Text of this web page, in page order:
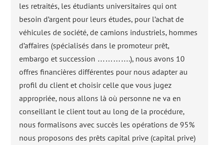
les retraités, les étudiants universitaires qui ont
besoin d’argent pour leurs études, pour l’achat de
véhicules de société, de camions industriels, hommes
d’affaires (spécialisés dans le promoteur prêt,
embargo et succession ………….), nous avons 10
offres financières différentes pour nous adapter au
profil du client et choisir celle que vous jugez
appropriée, nous allons là où personne ne va en
conseillant le client tout au long de la procédure,
nous formalisons avec succès les opérations de 95%
nous proposons des prêts capital prive (capital prive)